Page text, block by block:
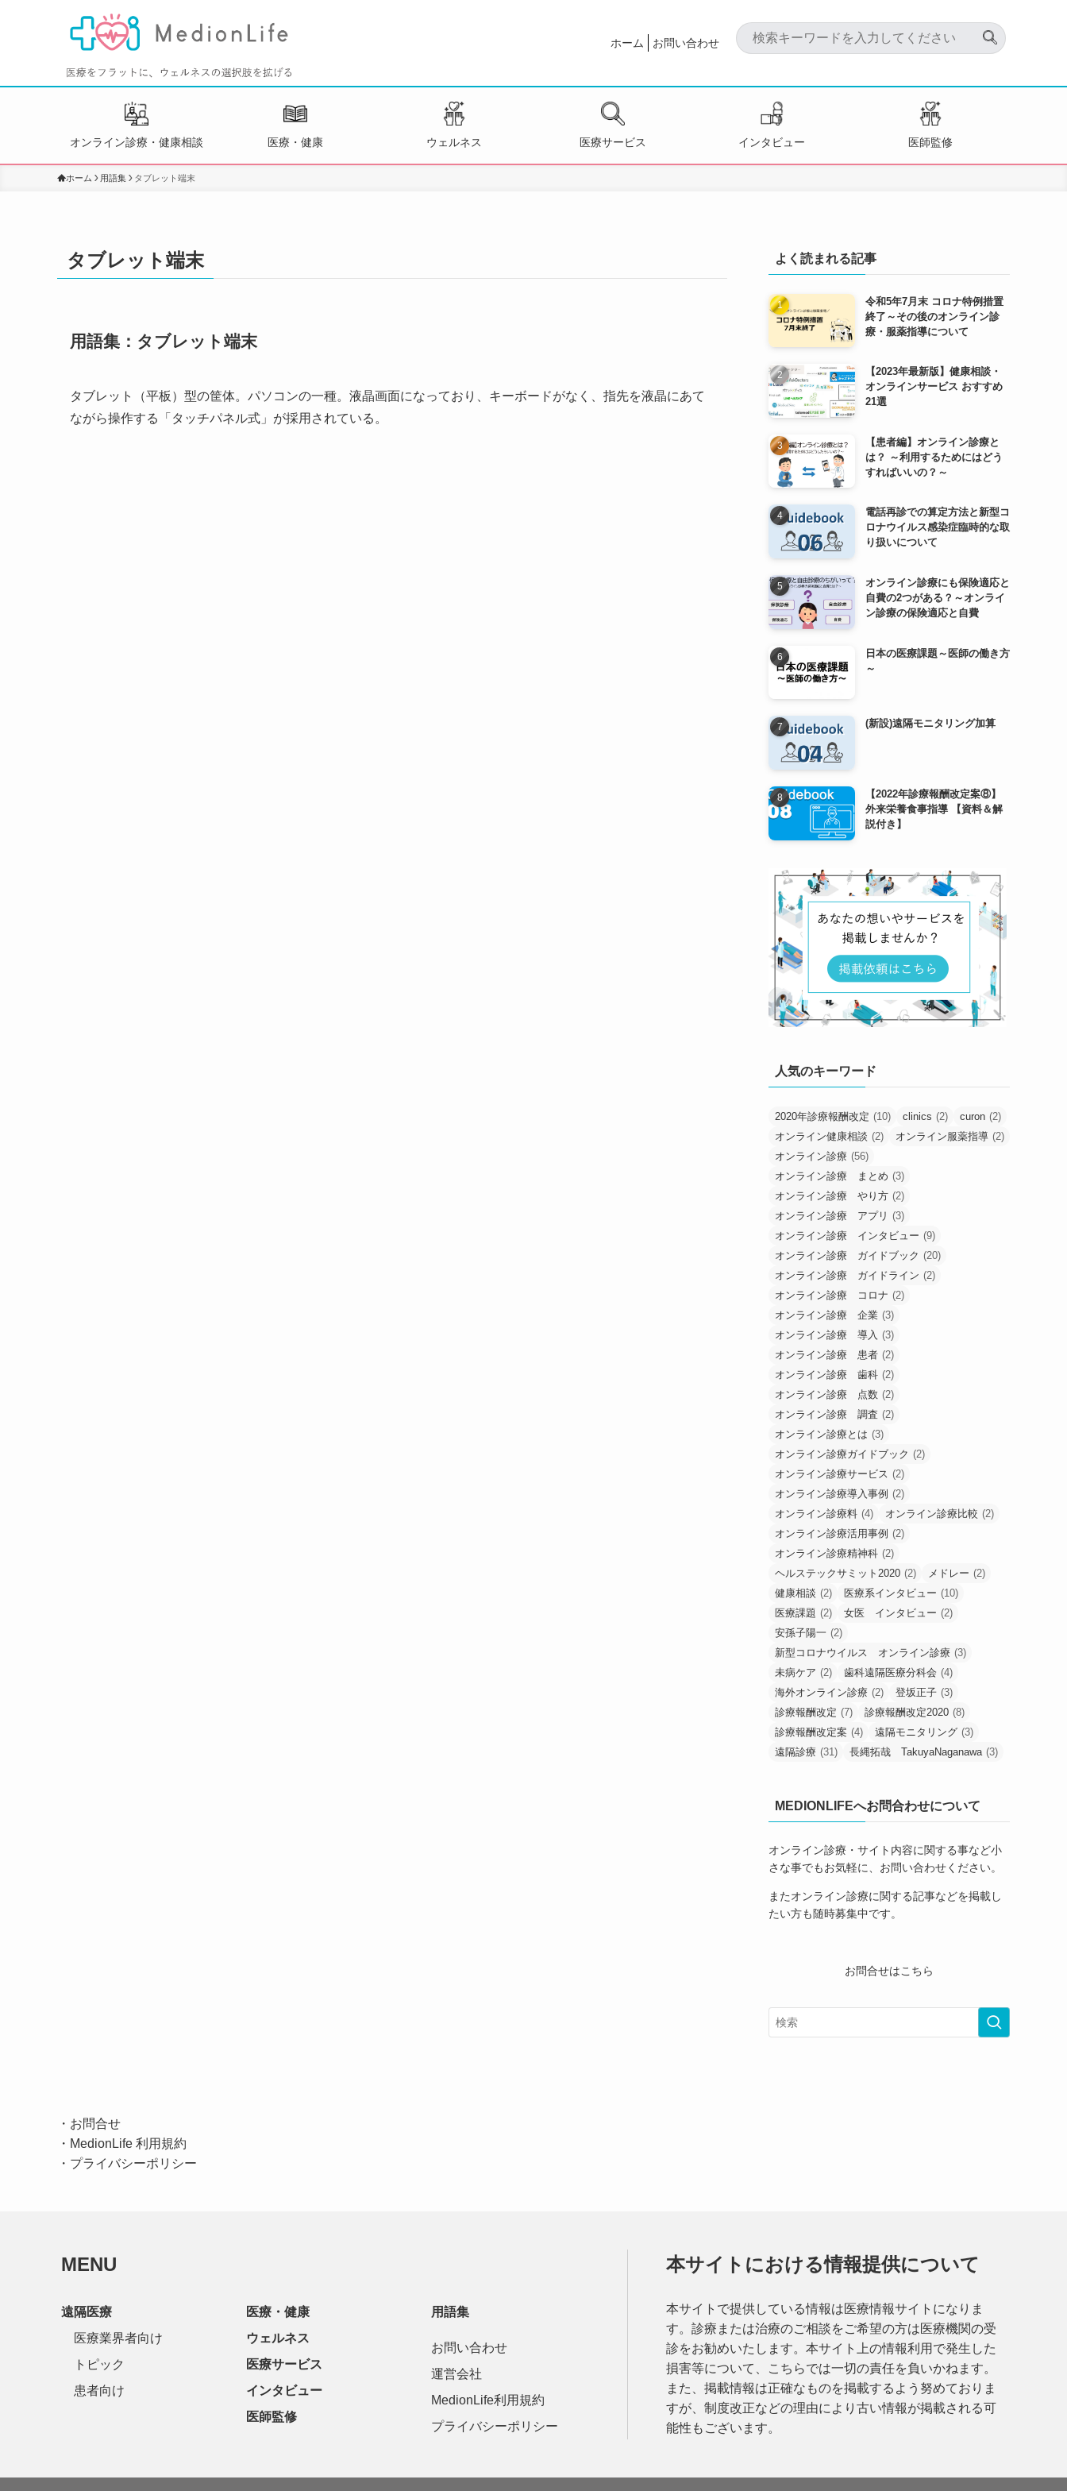
ホーム お問い合わせ
オンライン診療・健康相談 医療・健康 ウェルネス 医療サービス インタビュー 医師監修
ホーム 用語集 タブレット端末
タブレット端末
用語集：タブレット端末
タブレット（平板）型の筐体。パソコンの一種。液晶画面になっており、キーボードがなく、指先を液晶にあて
ながら操作する「タッチパネル式」が採用されている。
よく読まれる記事
令和5年7月末 コロナ特例措置
終了～その後のオンライン診
療・服薬指導について
【2023年最新版】健康相談・
オンラインサービス おすすめ
21選
【患者編】オンライン診療と
は？ ～利用するためにはどう
すればいいの？～
電話再診での算定方法と新型コ
ロナウイルス感染症臨時的な取
り扱いについて
オンライン診療にも保険適応と
自費の2つがある？～オンライ
ン診療の保険適応と自費
日本の医療課題～医師の働き方
～
(新設)遠隔モニタリング加算
【2022年診療報酬改定案⑧】
外来栄養食事指導 【資料＆解
説付き】
人気のキーワード
2020年診療報酬改定 (10) clinics (2) curon (2)
オンライン健康相談 (2) オンライン服薬指導 (2)
オンライン診療 (56)
オンライン診療 まとめ (3)
オンライン診療 やり方 (2)
オンライン診療 アプリ (3)
オンライン診療 インタビュー (9)
オンライン診療 ガイドブック (20)
オンライン診療 ガイドライン (2)
オンライン診療 コロナ (2)
オンライン診療 企業 (3)
オンライン診療 導入 (3)
オンライン診療 患者 (2)
オンライン診療 歯科 (2)
オンライン診療 点数 (2)
オンライン診療 調査 (2)
オンライン診療とは (3)
オンライン診療ガイドブック (2)
オンライン診療サービス (2)
オンライン診療導入事例 (2)
オンライン診療料 (4) オンライン診療比較 (2)
オンライン診療活用事例 (2)
オンライン診療精神科 (2)
ヘルステックサミット2020 (2) メドレー (2)
健康相談 (2) 医療系インタビュー (10)
医療課題 (2) 女医 インタビュー (2)
安孫子陽一 (2)
新型コロナウイルス オンライン診療 (3)
未病ケア (2) 歯科遠隔医療分科会 (4)
海外オンライン診療 (2) 登坂正子 (3)
診療報酬改定 (7) 診療報酬改定2020 (8)
診療報酬改定案 (4) 遠隔モニタリング (3)
遠隔診療 (31) 長縄拓哉 TakuyaNaganawa (3)
MEDIONLIFEへお問合わせについて
オンライン診療・サイト内容に関する事など小
さな事でもお気軽に、お問い合わせください。
またオンライン診療に関する記事などを掲載し
たい方も随時募集中です。
お問合せはこちら
・ お問合せ
・ MedionLife 利用規約
・ プライバシーポリシー
MENU
遠隔医療
医療業界者向け
トピック
患者向け
医療・健康
ウェルネス
医療サービス
インタビュー
医師監修
用語集
お問い合わせ
運営会社
MedionLife利用規約
プライバシーポリシー
本サイトにおける情報提供について
本サイトで提供している情報は医療情報サイトになりま
す。診療または治療のご相談をご希望の方は医療機関の受
診をお勧めいたします。本サイト上の情報利用で発生した
損害等について、こちらでは一切の責任を負いかねます。
また、掲載情報は正確なものを掲載するよう努めておりま
すが、制度改正などの理由により古い情報が掲載される可
能性もございます。